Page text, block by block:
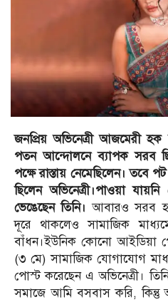
জনপ্রিয় অভিনেত্রী আজমেরী
পতন আন্দোলনে ব্যাপক সরব
পক্ষে রাস্তায় নেমেছিলেন। তবে
ছিলেন অভিনেত্রী।পাওয়া
ভেঙেছেন তিনি। আবারও সরব
দূরে থাকলেও সামাজিক
বাঁধন।ইউনিক কোনো আইডিয়া
(৩ মে) সামাজিক যোগাযোগ
পোস্ট করেছেন এ অভিনেত্রী।
সমাজে আমি বসবাস করি, কিন্তু